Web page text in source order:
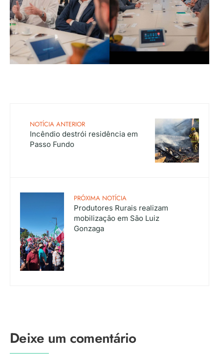
NOTÍCIA ANTERIOR
Incêndio destrói residência em
Passo Fundo
PRÓXIMA NOTÍCIA
Produtores Rurais realizam
mobilização em São Luiz
Gonzaga
Deixe um comentário